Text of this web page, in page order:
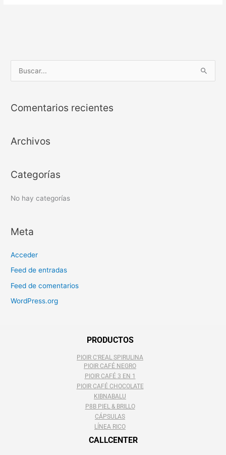
c
r
:
Comentarios recientes
Archivos
Categorías
No hay categorías
Meta
Acceder
Feed de entradas
Feed de comentarios
WordPress.org
PRODUCTOS
PIOIR C'REAL SPIRULINA
PIOIR CAFÉ NEGRO
PIOIR CAFÉ 3 EN 1
PIOIR CAFÉ CHOCOLATE
KIBNABALU
P8B PIEL & BRILLO
CÁPSULAS
LÍNEA RICO
CALLCENTER